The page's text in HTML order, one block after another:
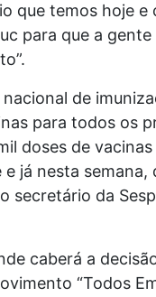
que temos hoje
para que a gente
de
para todos os
doses de
já nesta semana,
secretário da
caberá a
“Todos